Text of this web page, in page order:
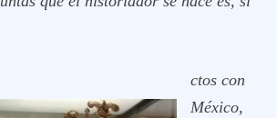
ctos con
México,